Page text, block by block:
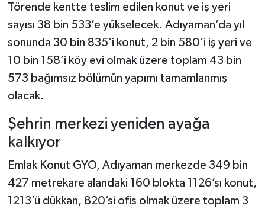
Törende kentte teslim edilen konut ve iş yeri
sayısı 38 bin 533’e yükselecek. Adıyaman’da yıl
sonunda 30 bin 835’i konut, 2 bin 580’i iş yeri ve
10 bin 158’i köy evi olmak üzere toplam 43 bin
573 bağımsız bölümün yapımı tamamlanmış
olacak.
Şehrin merkezi yeniden ayağa
kalkıyor
Emlak Konut GYO, Adıyaman merkezde 349 bin
427 metrekare alandaki 160 blokta 1126’sı konut,
1213’ü dükkan, 820’si ofis olmak üzere toplam 3